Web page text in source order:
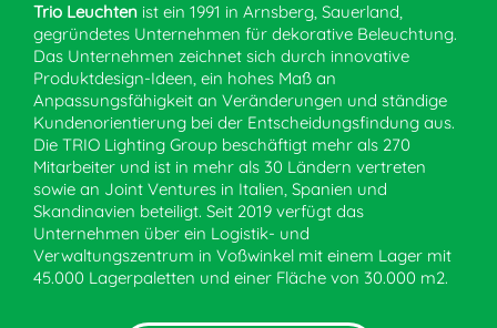
Trio Leuchten ist ein 1991 in Arnsberg, Sauerland,
gegründetes Unternehmen für dekorative Beleuchtung.
Das Unternehmen zeichnet sich durch innovative
Produktdesign-Ideen, ein hohes Maß an
Anpassungsfähigkeit an Veränderungen und ständige
Kundenorientierung bei der Entscheidungsfindung aus.
Die TRIO Lighting Group beschäftigt mehr als 270
Mitarbeiter und ist in mehr als 30 Ländern vertreten
sowie an Joint Ventures in Italien, Spanien und
Skandinavien beteiligt. Seit 2019 verfügt das
Unternehmen über ein Logistik- und
Verwaltungszentrum in Voßwinkel mit einem Lager mit
45.000 Lagerpaletten und einer Fläche von 30.000 m2.